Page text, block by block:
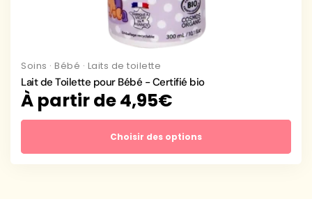
Soins · Bébé · Laits de toilette
Lait de Toilette pour Bébé - Certifié bio
Prix
habituel
À partir de 4,95€
Choisir des options